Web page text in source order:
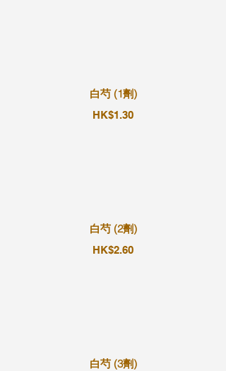
白芍 (1劑)
HK$1.30
白芍 (2劑)
HK$2.60
白芍 (3劑)